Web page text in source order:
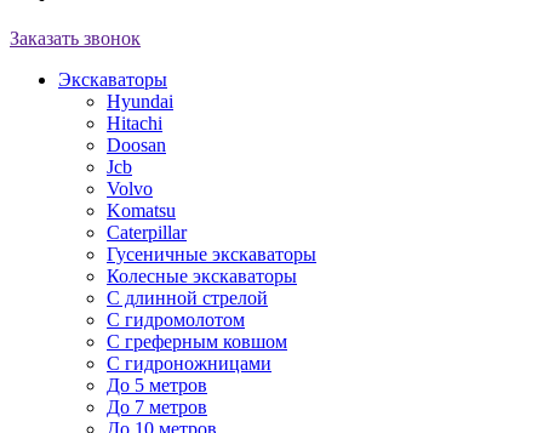
Заказать звонок
Экскаваторы
Hyundai
Hitachi
Doosan
Jcb
Volvo
Komatsu
Caterpillar
Гусеничные экскаваторы
Колесные экскаваторы
С длинной стрелой
С гидромолотом
С греферным ковшом
С гидроножницами
До 5 метров
До 7 метров
До 10 метров